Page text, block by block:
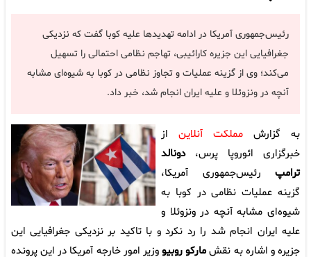
رئیس‌جمهوری آمریکا در ادامه تهدیدها علیه کوبا گفت که نزدیکی
جغرافیایی این جزیره کارائیبی، تهاجم نظامی احتمالی را تسهیل
می‌کند؛ وی از گزینه عملیات و تجاوز نظامی در کوبا به شیوه‌ای مشابه
آنچه در ونزوئلا و علیه ایران انجام شد، خبر داد.
به گزارش مملکت آنلاین از
خبرگزاری ائوروپا پرس،دونالد
ترامپ رئیس‌جمهوری آمریکا،
گزینه عملیات نظامی در کوبا به
شیوه‌ای مشابه آنچه در ونزوئلا و
علیه ایران انجام شد را رد نکرد و با تاکید بر نزدیکی جغرافیایی این
جزیره و اشاره به نقشمارکو روبیووزیر امور خارجه آمریکا در این پرونده